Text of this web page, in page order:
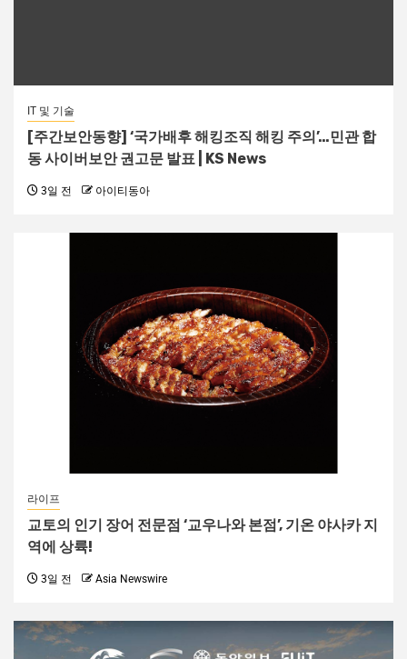
IT 및 기술
[주간보안동향] ‘국가배후 해킹조직 해킹 주의’…민관 합
동 사이버보안 권고문 발표 | KS News
3일 전 아이티동아
라이프
교토의 인기 장어 전문점 ‘교우나와 본점’, 기온 야사카 지
역에 상륙!
3일 전 Asia Newswire